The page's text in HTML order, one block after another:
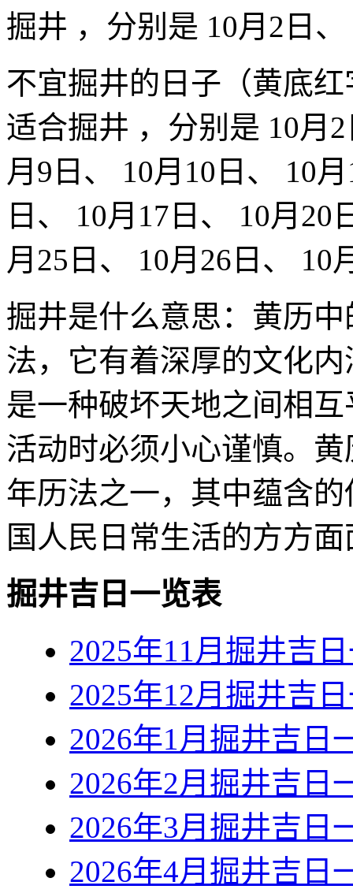
掘井 ，分别是 10月2日、
不宜掘井的日子（黄底红
适合掘井 ，分别是 10月
月9日、 10月10日、 10
日、 10月17日、 10月20
月25日、 10月26日、 10
掘井是什么意思：黄历
法，它有着深厚的文化
是一种破坏天地之间相
活动时必须小心谨慎。
年历法之一，其中蕴含
国人民日常生活的方方
掘井吉日一览表
2025年11月掘井吉
2025年12月掘井吉
2026年1月掘井吉日
2026年2月掘井吉日
2026年3月掘井吉日
2026年4月掘井吉日